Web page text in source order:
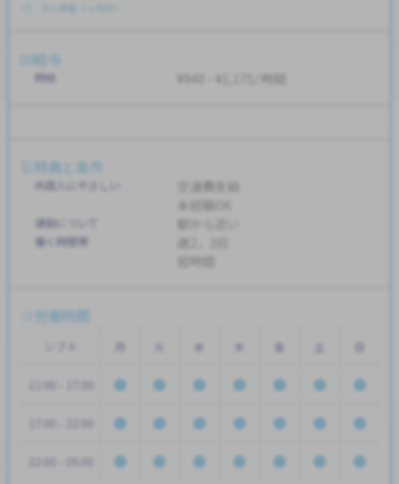
求人掲載 ３ヶ月前〜
給与
時給 ¥940 - ¥1,175/ 時間
特典と条件
外国人にやさしい
交通費支給
未経験OK
通勤について 駅から近い
働く時間帯
労働時間
月 水 木 金 土